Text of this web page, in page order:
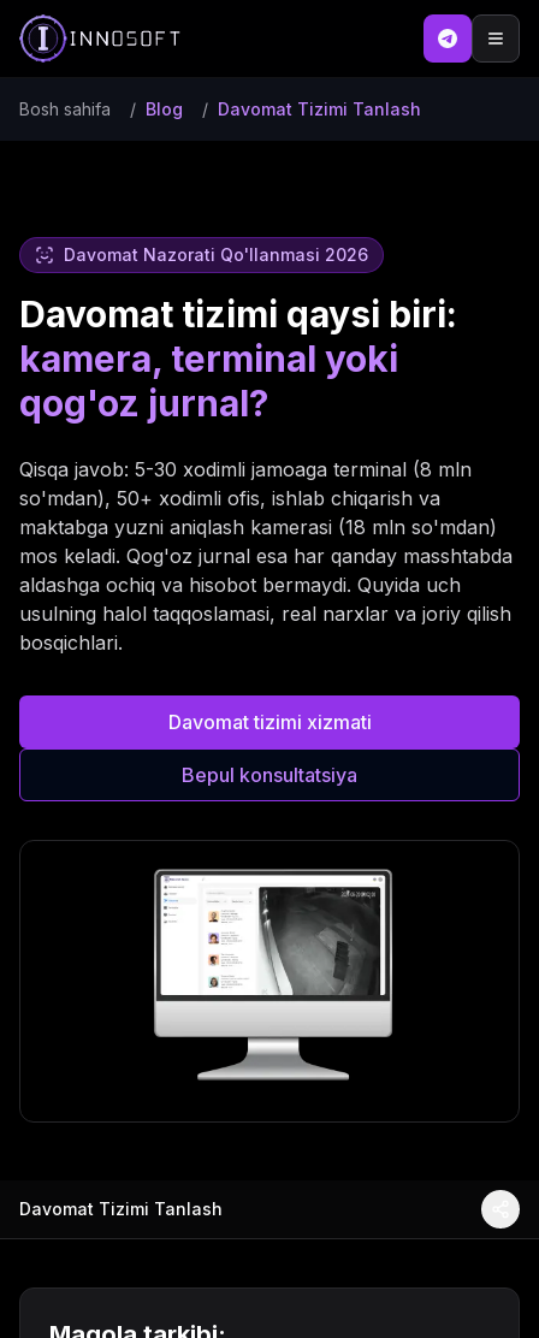
Bosh sahifa / Blog / Davomat Tizimi Tanlash
Davomat Nazorati Qo'llanmasi 2026
Davomat tizimi qaysi biri:
kamera, terminal yoki
qog'oz jurnal?
Qisqa javob: 5-30 xodimli jamoaga terminal (8 mln
so'mdan), 50+ xodimli ofis, ishlab chiqarish va
maktabga yuzni aniqlash kamerasi (18 mln so'mdan)
mos keladi. Qog'oz jurnal esa har qanday masshtabda
aldashga ochiq va hisobot bermaydi. Quyida uch
usulning halol taqqoslamasi, real narxlar va joriy qilish
bosqichlari.
Davomat tizimi xizmati
Bepul konsultatsiya
Davomat Tizimi Tanlash